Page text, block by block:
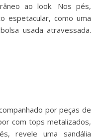
ao look. Nos pés,
espetacular, como uma
usada atravessada.
por peças de
com tops metalizados,
revele uma sandália